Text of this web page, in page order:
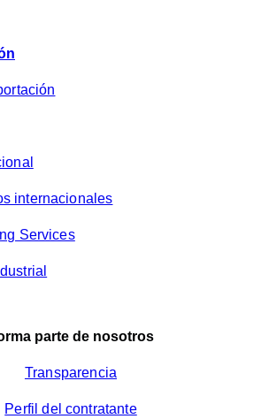
internacionales
Services
parte de nosotros
Transparencia
Perfil del contratante